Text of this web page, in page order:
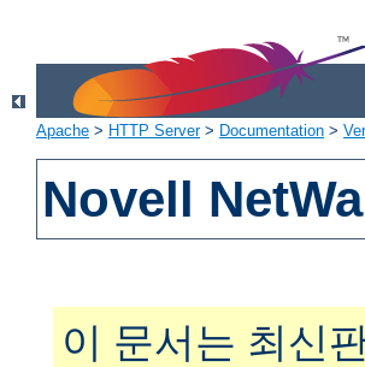
Apache > HTTP Server> Documentation >
Novell
이 문서는 최신